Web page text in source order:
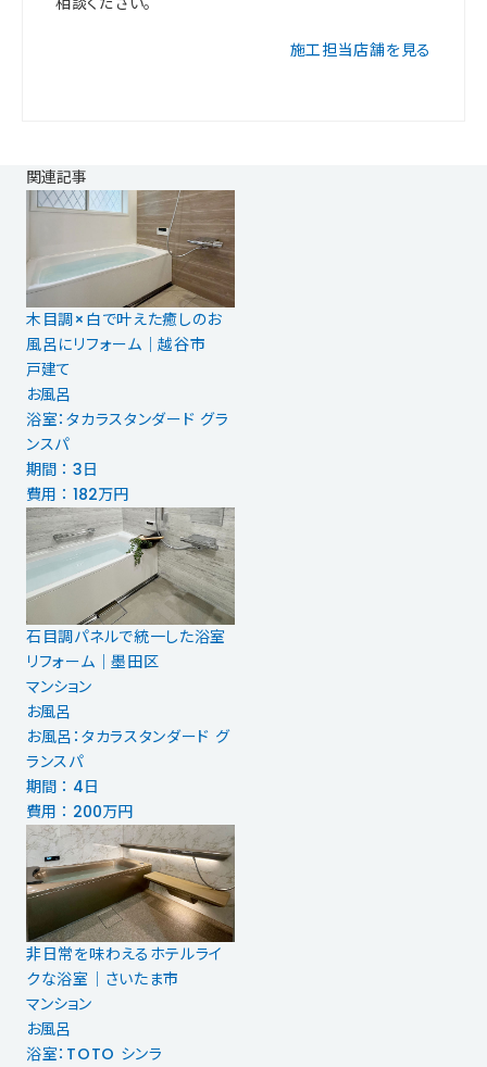
施工担当店舗を見る
関連記事
木目調×白で叶えた癒しのお
風呂にリフォーム｜越谷市
戸建て
お風呂
浴室：タカラスタンダード グラ
ンスパ
期間 ： 3日
費用 ： 182万円
石目調パネルで統一した浴室
リフォーム｜墨田区
マンション
お風呂
お風呂：タカラスタンダード グ
ランスパ
期間 ： 4日
費用 ： 200万円
非日常を味わえるホテルライ
クな浴室｜さいたま市
マンション
お風呂
浴室：TOTO シンラ